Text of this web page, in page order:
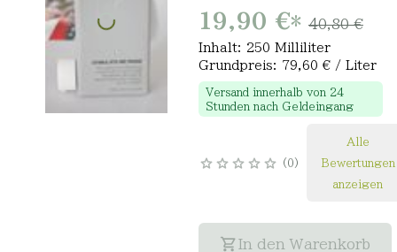
19,90 €* 40,80 €
Inhalt: 250 Milliliter
Grundpreis: 79,60 € / Liter
Versand innerhalb von 24
Stunden nach Geldeingang
0
Alle
Bewertungen
anzeigen
In den Warenkorb